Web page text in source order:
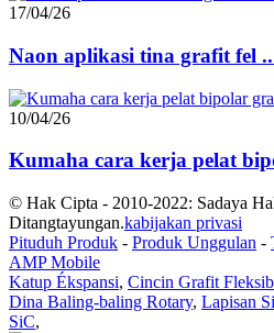
17/04/26
Naon aplikasi tina grafit fel
10/04/26
Kumaha cara kerja pelat
© Hak Cipta - 2010-2022: Sadaya
Ditangtayungan.kabijakan privasi
Pituduh Produk - Produk Unggulan -
AMP Mobile
Katup Ékspansi, Cincin Grafit
Dina Baling-baling Rotary, Lapisan
SiC,